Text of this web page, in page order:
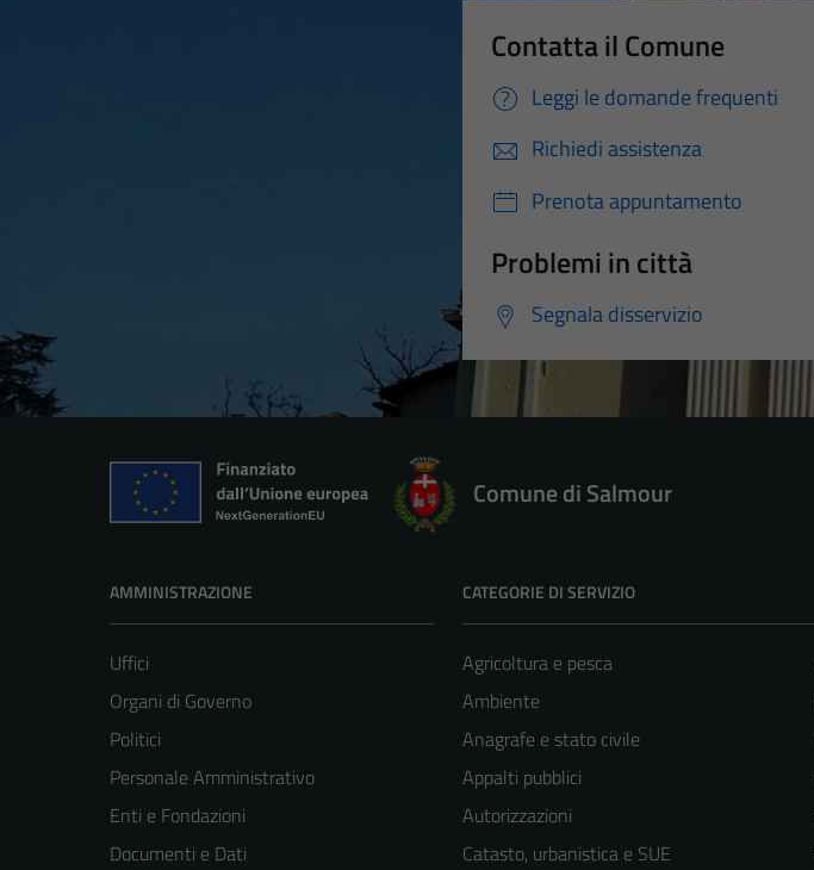
Contatta il Comune
Leggi le domande frequenti
Richiedi assistenza
Prenota appuntamento
Problemi in città
Segnala disservizio
Comune di Salmour
AMMINISTRAZIONE
Uffici
Organi di Governo
Politici
Personale Amministrativo
Enti e Fondazioni
Documenti e Dati
CATEGORIE DI SERVIZIO
Agricoltura e pesca
Ambiente
Anagrafe e stato civile
Appalti pubblici
Autorizzazioni
Catasto, urbanistica e SUE